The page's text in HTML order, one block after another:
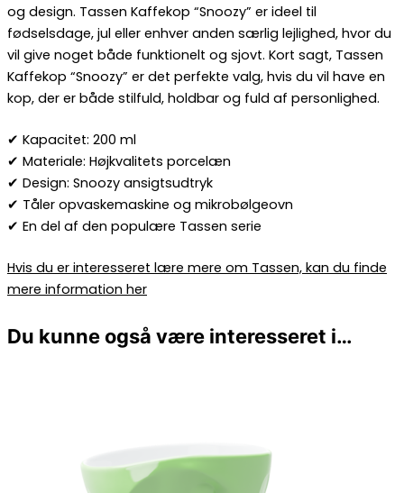
og design. Tassen Kaffekop “Snoozy” er ideel til
fødselsdage, jul eller enhver anden særlig lejlighed, hvor du
vil give noget både funktionelt og sjovt. Kort sagt, Tassen
Kaffekop “Snoozy” er det perfekte valg, hvis du vil have en
kop, der er både stilfuld, holdbar og fuld af personlighed.
✔ Kapacitet: 200 ml
✔ Materiale: Højkvalitets porcelæn
✔ Design: Snoozy ansigtsudtryk
✔ Tåler opvaskemaskine og mikrobølgeovn
✔ En del af den populære Tassen serie
Hvis du er interesseret lære mere om Tassen, kan du finde
mere information her
Du kunne også være interesseret i…